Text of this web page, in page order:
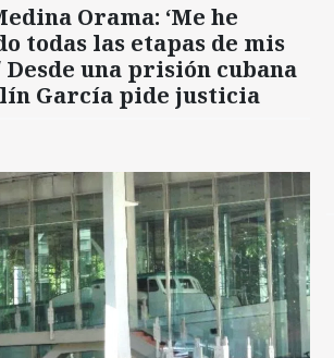
Orama: ‘Me he
todas las etapas de mis
Desde una prisión cubana
García pide justicia